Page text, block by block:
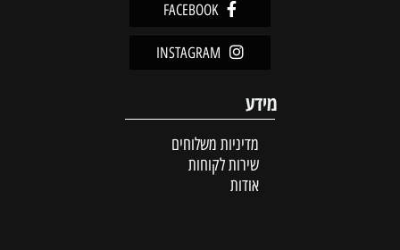
FACEBOOK
INSTAGRAM
מידע
מדיניות משלוחים
שירות לקוחות
אודות